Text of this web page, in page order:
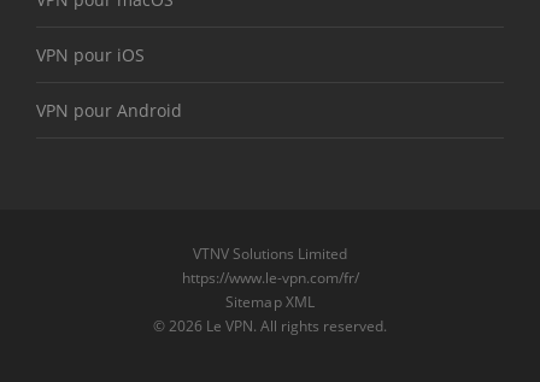
VPN pour iOS
VPN pour Android
VTNV Solutions Limited
https://www.le-vpn.com/fr/
Sitemap XML
© 2026 Le VPN. All rights reserved.